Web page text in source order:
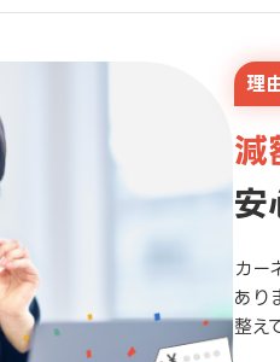
理
減
安
カー
あり
整え